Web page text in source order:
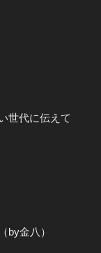
世代に伝えて
by金八）